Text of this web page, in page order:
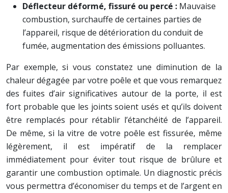
Déflecteur déformé, fissuré ou percé : Mauvaise
combustion, surchauffe de certaines parties de
l’appareil, risque de détérioration du conduit de
fumée, augmentation des émissions polluantes.
Par exemple, si vous constatez une diminution de la
chaleur dégagée par votre poêle et que vous remarquez
des fuites d’air significatives autour de la porte, il est
fort probable que les joints soient usés et qu’ils doivent
être remplacés pour rétablir l’étanchéité de l’appareil.
De même, si la vitre de votre poêle est fissurée, même
légèrement, il est impératif de la remplacer
immédiatement pour éviter tout risque de brûlure et
garantir une combustion optimale. Un diagnostic précis
vous permettra d’économiser du temps et de l’argent en